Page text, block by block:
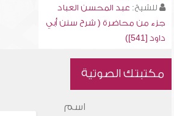
للشيخ: عبد المحسن العباد
جزء من محاضرة ( شرح سنن أبي
داود [541])
مكتبتك الصوتية
اسم